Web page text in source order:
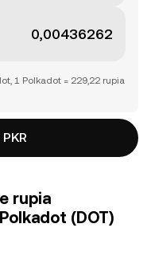
1 Polkadot = 229,22 rupia
rupia
(DOT)